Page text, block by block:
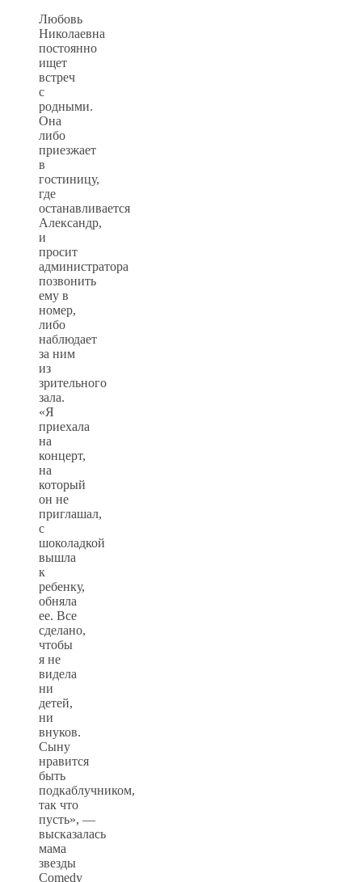
Любовь
Николаевна
постоянно
ищет
встреч
с
родными.
Она
либо
приезжает
в
гостиницу,
где
останавливается
Александр,
и
просит
администратора
позвонить
ему в
номер,
либо
наблюдает
за ним
из
зрительного
зала.
«Я
приехала
на
концерт,
на
который
он не
приглашал,
с
шоколадкой
вышла
к
ребенку,
обняла
ее. Все
сделано,
чтобы
я не
видела
ни
детей,
ни
внуков.
Сыну
нравится
быть
подкаблучником,
так что
пусть», —
высказалась
мама
звезды
Comedy